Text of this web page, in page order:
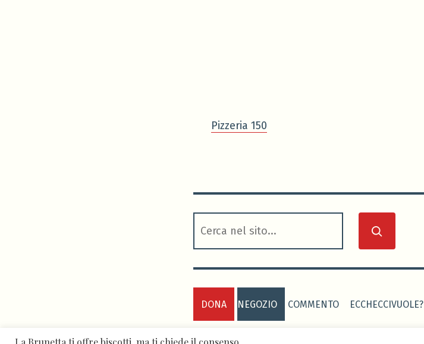
Pizzeria 150
DONA NEGOZIO COMMENTO ECCHECCIVUOLE?